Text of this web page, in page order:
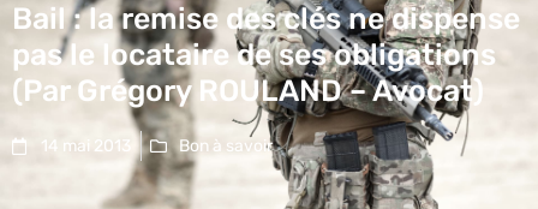
Bail : la remise des clés ne dispense
pas le locataire de ses obligations
(Par Grégory ROULAND – Avocat)
14 mai 2013 Bon à savoir